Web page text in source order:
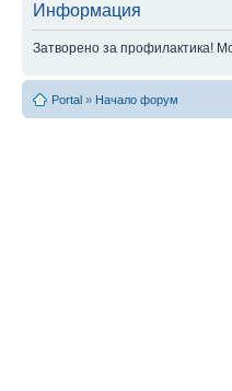
Информация
Затворено за профилактика!
Portal » Начало форум